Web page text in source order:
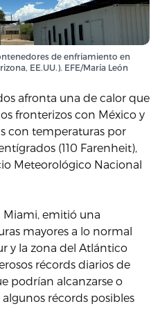
de enfriamiento en
EE.UU.). EFE/María León
afronta una de calor que
fronterizos con México y
con temperaturas por
(110 Farenheit),
Meteorológico Nacional
Miami, emitió una
mayores a lo normal
y la zona del Atlántico
récords diarios de
podrían alcanzarse o
récords posibles